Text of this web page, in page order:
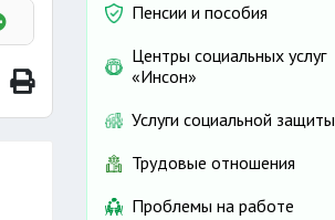
Пенсии и пособия
Центры социальных услуг
«Инсон»
Услуги социальной защиты
Трудовые отношения
Проблемы на работе